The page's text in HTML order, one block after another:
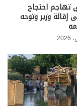
تهاجم احتجاج
إقالة وزير وتوجه